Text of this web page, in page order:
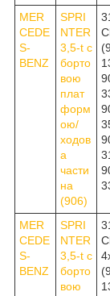
MER
CEDE
S-
BENZ
SPRI
NTER
3,5-t c
борто
вою
плат
форм
ою/
ходов
а
части
на
(906)
MER
CEDE
S-
BENZ
SPRI
NTER
3,5-t c
борто
вою